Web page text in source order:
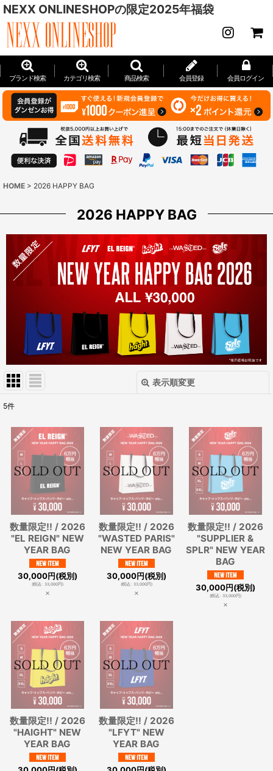
NEXX ONLINESHOPの限定2025年福袋
ブランド検索 カテゴリ検索 商品検索 会員登録 会員ログイン
HOME > 2026 HAPPY BAG
2026 HAPPY BAG
表示順変更
在庫あり
並び順:
絞り込む
5件
数量限定!! / 2026
"EL REIGN" NEW
YEAR BAG
30,000円(税別)
(税込: 33,000円)
×
数量限定!! / 2026
"WASTED PARIS"
NEW YEAR BAG
30,000円(税別)
(税込: 33,000円)
×
数量限定!! / 2026
"SUPPLIER &
SPLR" NEW YEAR
BAG
30,000円(税別)
(税込: 33,000円)
×
数量限定!! / 2026
"HAIGHT" NEW
YEAR BAG
数量限定!! / 2026
"LFYT" NEW
YEAR BAG